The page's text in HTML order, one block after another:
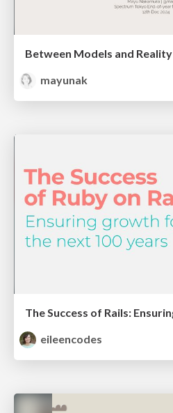
Between Models and Reality
mayunak
eileencodes